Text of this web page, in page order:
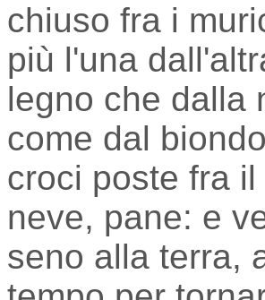
chiuso fra i
più l'una
legno che dalla
come dal
croci poste fra
neve, pane: e
seno alla terra,